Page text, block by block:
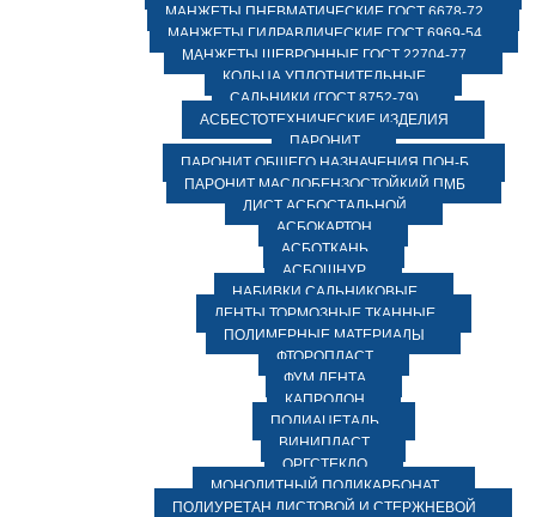
МАНЖЕТЫ ПНЕВМАТИЧЕСКИЕ ГОСТ 6678-72
МАНЖЕТЫ ГИДРАВЛИЧЕСКИЕ ГОСТ 6969-54
МАНЖЕТЫ ШЕВРОННЫЕ ГОСТ 22704-77
КОЛЬЦА УПЛОТНИТЕЛЬНЫЕ
САЛЬНИКИ (ГОСТ 8752-79)
АСБЕСТОТЕХНИЧЕСКИЕ ИЗДЕЛИЯ
ПАРОНИТ
ПАРОНИТ ОБЩЕГО НАЗНАЧЕНИЯ ПОН-Б
ПАРОНИТ МАСЛОБЕНЗОСТОЙКИЙ ПМБ
ЛИСТ АСБОСТАЛЬНОЙ
АСБОКАРТОН
АСБОТКАНЬ
АСБОШНУР
НАБИВКИ САЛЬНИКОВЫЕ
ЛЕНТЫ ТОРМОЗНЫЕ ТКАННЫЕ
ПОЛИМЕРНЫЕ МАТЕРИАЛЫ
ФТОРОПЛАСТ
ФУМ ЛЕНТА
КАПРОЛОН
ПОЛИАЦЕТАЛЬ
ВИНИПЛАСТ
ОРГСТЕКЛО
МОНОЛИТНЫЙ ПОЛИКАРБОНАТ
ПОЛИУРЕТАН ЛИСТОВОЙ И СТЕРЖНЕВОЙ